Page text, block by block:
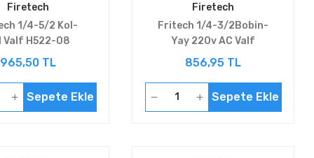
Firetech
1/4-5/2 Kol-
Valf H522-08
965,50 TL
Sepete Ekle
Firetech
Fritech 1/4-3/2Bobin-
Yay 220v AC Valf
V3221E2-08
856,95 TL
Sepete Ekle